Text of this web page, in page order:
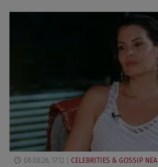
06.08.26, 17:12 CELEBRITIES & GOSSIP ΝΕΑ